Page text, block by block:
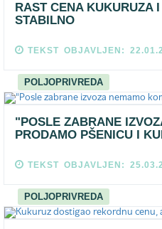
RAST CENA KUKURUZA
STABILNO
TEKST OBJAVLJEN:
POLJOPRIVREDA
"POSLE ZABRANE
PRODAMO PŠENICU I
TEKST OBJAVLJEN:
POLJOPRIVREDA